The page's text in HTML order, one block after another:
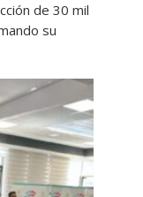
de 30 mil
su